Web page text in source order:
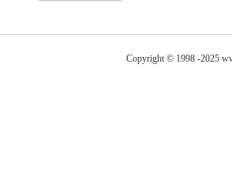
Copyright © 1998 -2025